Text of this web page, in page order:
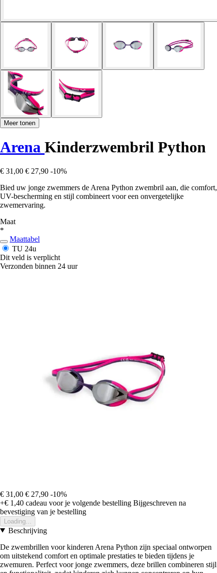
Meer tonen
Arena Kinderzwembril Python
€ 31,00 € 27,90 -10%
Bied uw jonge zwemmers de Arena Python zwembril aan, die comfort,
UV-bescherming en stijl combineert voor een onvergetelijke
zwemervaring.
Maat
*
Maattabel
TU 24u
Dit veld is verplicht
Verzonden binnen 24 uur
€ 31,00 € 27,90 -10%
+€ 1,40 cadeau voor je volgende bestelling Bijgeschreven na
bevestiging van je bestelling
Loading...
Beschrijving
De zwembrillen voor kinderen Arena Python zijn speciaal ontworpen
om uitstekend comfort en optimale prestaties te bieden tijdens je
zwemuren. Perfect voor jonge zwemmers, deze brillen combineren stijl